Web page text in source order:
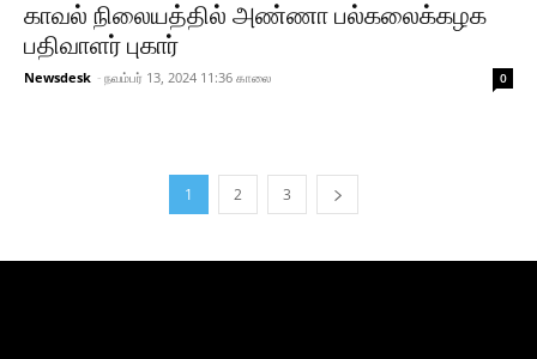
காவல் நிலையத்தில் அண்ணா பல்கலைக்கழக
பதிவாளர் புகார்
Newsdesk - நவம்பர் 13, 2024 11:36 காலை 0
1 2 3